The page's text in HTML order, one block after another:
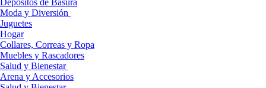
Depositos de Basura
Moda y Diversión
Juguetes
Hogar
Collares, Correas y Ropa
Muebles y Rascadores
Salud y Bienestar
Arena y Accesorios